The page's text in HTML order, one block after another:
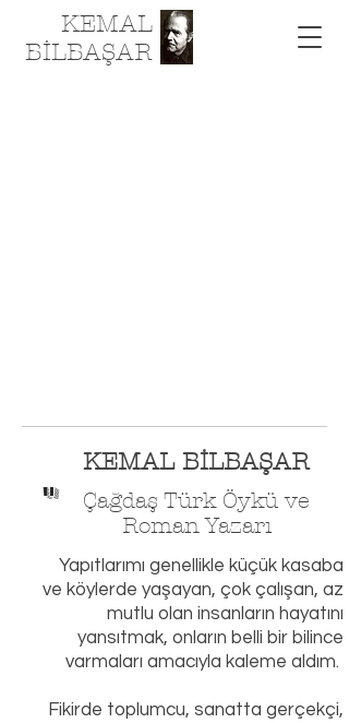
KEMAL
BİLBAŞAR
KEMAL BİLBAŞAR
Çağdaş Türk Öykü ve
Roman Yazarı
"
Yapıtlarımı genellikle küçük kasaba
ve köylerde yaşayan, çok çalışan, az
mutlu olan insanların hayatını
yansıtmak, onların belli bir bilince
varmaları amacıyla kaleme aldım.
Fikirde toplumcu, sanatta gerçekçi,